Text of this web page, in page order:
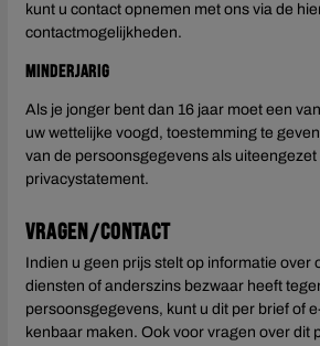
kunt u contact opnemen met ons via de
contactmogelijkheden.
Minderjarig
Als je jonger bent dan 16 jaar moet een
uw wettelijke voogd, toestemming te
van de persoonsgegevens als uiteengezet
privacystatement.
Vragen/contact
Indien u geen prijs stelt op informatie over
diensten of anderszins bezwaar heeft
persoonsgegevens, kunt u dit per brief of
kenbaar maken. Ook voor vragen over dit